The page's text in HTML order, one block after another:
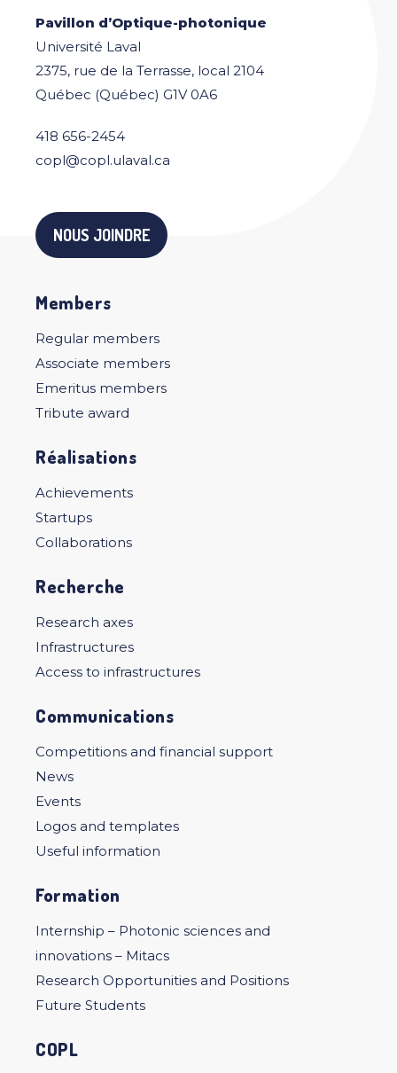
Pavillon d’Optique-photonique
Université Laval
2375, rue de la Terrasse, local 2104
Québec (Québec) G1V 0A6
418 656-2454
copl@copl.ulaval.ca
NOUS JOINDRE
Members
Regular members
Associate members
Emeritus members
Tribute award
Réalisations
Achievements
Startups
Collaborations
Recherche
Research axes
Infrastructures
Access to infrastructures
Communications
Competitions and financial support
News
Events
Logos and templates
Useful information
Formation
Internship – Photonic sciences and
innovations – Mitacs
Research Opportunities and Positions
Future Students
COPL